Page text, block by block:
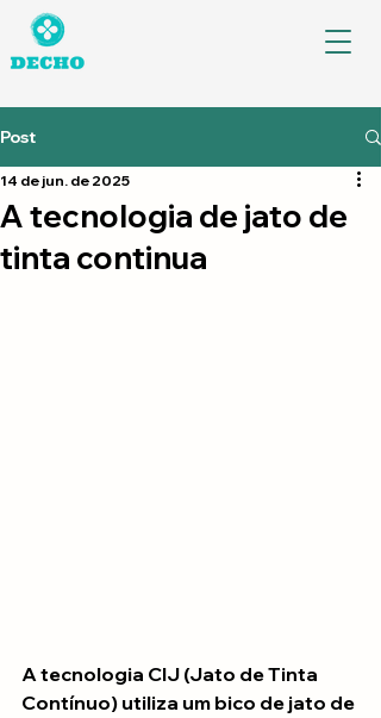
Post
A tecnologia de jato de
tinta continua
14 de jun. de 2025
A tecnologia CIJ (Jato de Tinta
Contínuo) utiliza um bico de jato de